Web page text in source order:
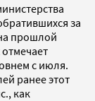
за
прошлой
с июля.
ранее этот
как